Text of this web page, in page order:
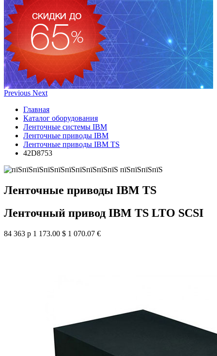
Previous Next
Главная
Каталог оборудования
Ленточные системы IBM
Ленточные приводы IBM
Ленточные приводы IBM TS
42D8753
Ленточные приводы IBM TS
Ленточный привод IBM TS LTO SCSI
84 363 р 1 173.00 $ 1 070.07 €